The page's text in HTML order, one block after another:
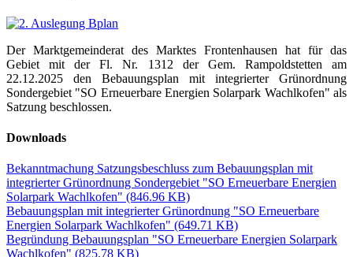
Der Marktgemeinderat des Marktes Frontenhausen hat für das
Gebiet mit der Fl. Nr. 1312 der Gem. Rampoldstetten am
22.12.2025 den Bebauungsplan mit integrierter Grünordnung
Sondergebiet "SO Erneuerbare Energien Solarpark Wachlkofen" als
Satzung beschlossen.
Downloads
Bekanntmachung Satzungsbeschluss zum Bebauungsplan mit
integrierter Grünordnung Sondergebiet "SO Erneuerbare Energien
Solarpark Wachlkofen" (846.96 KB)
Bebauungsplan mit integrierter Grünordnung "SO Erneuerbare
Energien Solarpark Wachlkofen" (649.71 KB)
Begründung Bebauungsplan "SO Erneuerbare Energien Solarpark
Wachlkofen" (825.78 KB)